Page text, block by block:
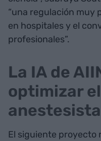
“una regulación muy
en hospitales y el
profesionales”.
La IA de
optimizar
El siguiente proyecto